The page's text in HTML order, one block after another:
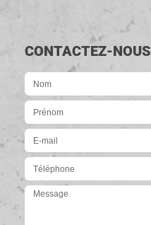
CONTACTEZ-NOUS